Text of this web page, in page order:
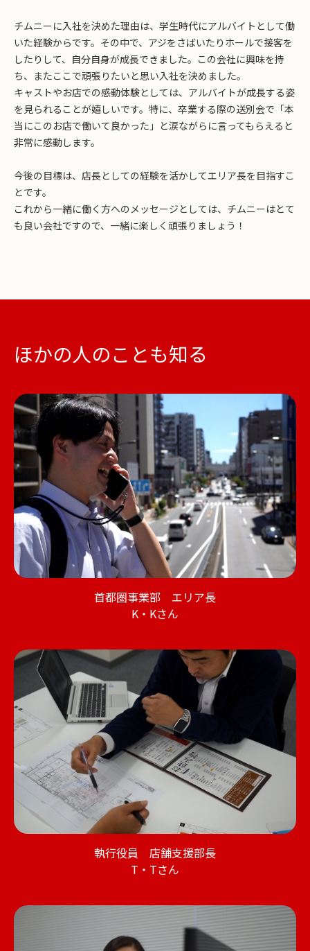
チムニーに入社を決めた理由は、学生時代にアルバイトとして働
いた経験からです。その中で、アジをさばいたりホールで接客を
したりして、自分自身が成長できました。この会社に興味を持
ち、またここで頑張りたいと思い入社を決めました。
キャストやお店での感動体験としては、アルバイトが成長する姿
を見られることが嬉しいです。特に、卒業する際の送別会で「本
当にこのお店で働いて良かった」と涙ながらに言ってもらえると
非常に感動します。
今後の目標は、店長としての経験を活かしてエリア長を目指すこ
とです。
これから一緒に働く方へのメッセージとしては、チムニーはとて
も良い会社ですので、一緒に楽しく頑張りましょう！
ほかの人のことも知る
首都圏事業部 エリア長
K・Kさん
執行役員 店舗支援部長
T・Tさん